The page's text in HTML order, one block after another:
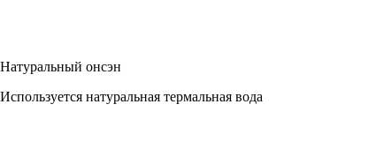
Натуральный онсэн
Используется натуральная термальная вода